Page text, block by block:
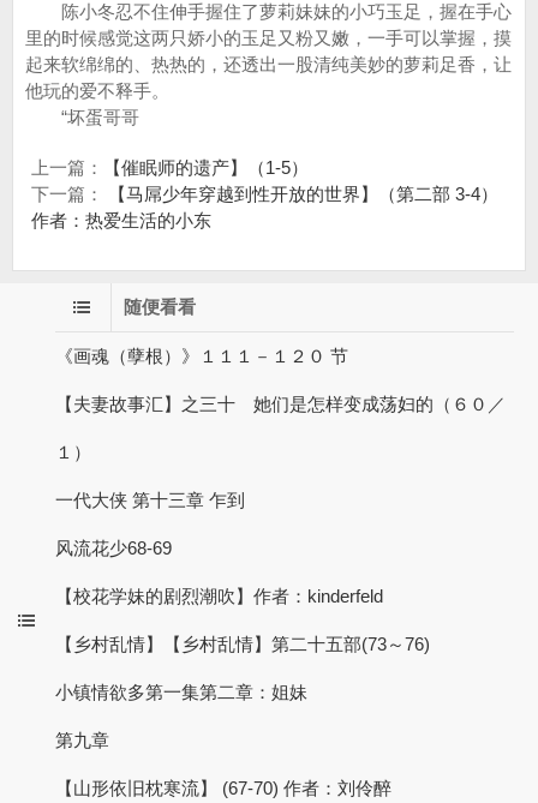
陈小冬忍不住伸手握住了萝莉妹妹的小巧玉足，握在手心
里的时候感觉这两只娇小的玉足又粉又嫩，一手可以掌握，摸
起来软绵绵的、热热的，还透出一股清纯美妙的萝莉足香，让
他玩的爱不释手。
“坏蛋哥哥
上一篇：
【催眠师的遗产】（1-5）
下一篇：
【马屌少年穿越到性开放的世界】（第二部 3-4）
作者：热爱生活的小东
随便看看
《画魂（孽根）》１１１－１２０ 节
【夫妻故事汇】之三十 她们是怎样变成荡妇的（６０／
１）
一代大侠 第十三章 乍到
风流花少68-69
【校花学妹的剧烈潮吹】作者：kinderfeld
【乡村乱情】【乡村乱情】第二十五部(73～76)
小镇情欲多第一集第二章：姐妹
第九章
【山形依旧枕寒流】 (67-70) 作者：刘伶醉